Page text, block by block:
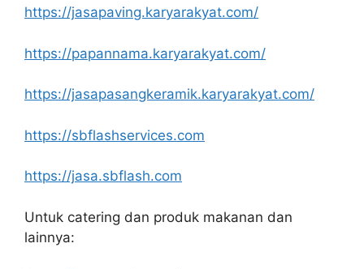
https://jasapaving.karyarakyat.com/
https://papannama.karyarakyat.com/
https://jasapasangkeramik.karyarakyat.com/
https://sbflashservices.com
https://jasa.sbflash.com
Untuk catering dan produk makanan dan
lainnya: